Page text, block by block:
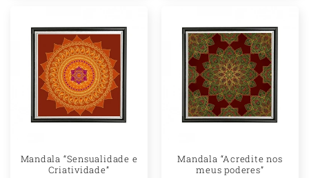
Mandala “Sensualidade e
Criatividade”
Mandala “Acredite nos
meus poderes”